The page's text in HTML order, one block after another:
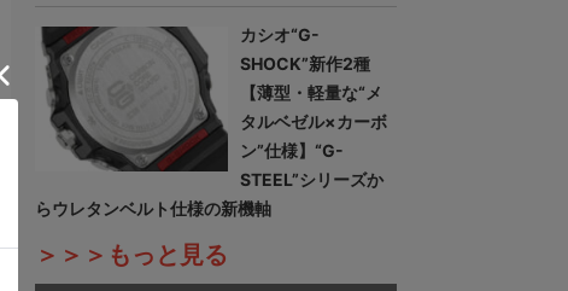
カシオ“G-
SHOCK”新作2種
【薄型・軽量な“メ
タルベゼル×カーボ
ン”仕様】“G-
STEEL”シリーズか
らウレタンベルト仕様の新機軸
＞＞＞もっと見る